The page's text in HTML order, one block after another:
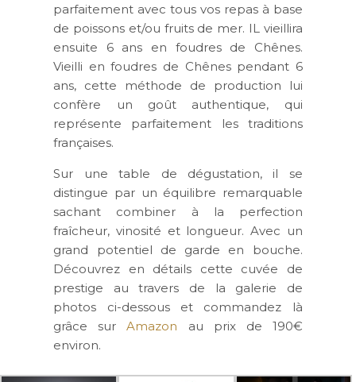
parfaitement avec tous vos repas à base
de poissons et/ou fruits de mer. IL vieillira
ensuite 6 ans en foudres de Chênes.
Vieilli en foudres de Chênes pendant 6
ans, cette méthode de production lui
confère un goût authentique, qui
représente parfaitement les traditions
françaises.
Sur une table de dégustation, il se
distingue par un équilibre remarquable
sachant combiner à la perfection
fraîcheur, vinosité et longueur. Avec un
grand potentiel de garde en bouche.
Découvrez en détails cette cuvée de
prestige au travers de la galerie de
photos ci-dessous et commandez là
grâce surAmazon au prix de 190€
environ.